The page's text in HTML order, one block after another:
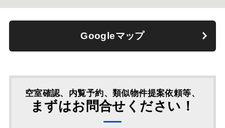
Googleマップ
空室確認、内覧予約、類似物件提案依頼等、
まずはお問合せください！